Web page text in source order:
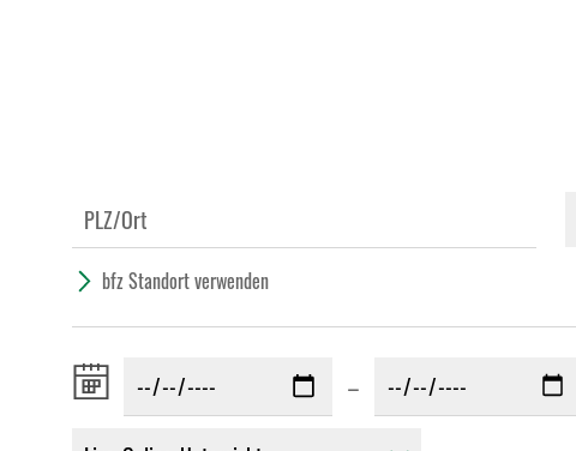
bfz Standort verwenden
Zeitraum
von:
–